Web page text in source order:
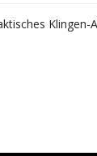
Klingen-